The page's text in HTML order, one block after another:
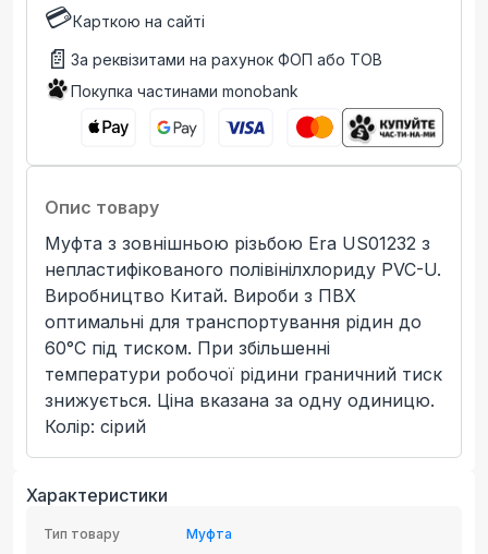
💳Карткою на сайті
📄 За реквізитами на рахунок ФОП або ТОВ
Покупка частинами monobank
Опис товару
Муфта з зовнішньою різьбою Era US01232 з
непластифікованого полівінілхлориду PVC-U.
Виробництво Китай. Вироби з ПВХ
оптимальні для транспортування рідин до
60°C під тиском. При збільшенні
температури робочої рідини граничний тиск
знижується. Ціна вказана за одну одиницю.
Колір: сірий
Характеристики
Тип товару Муфта